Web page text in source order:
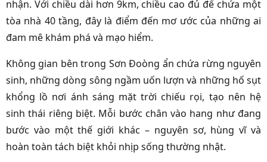
nhận. Với chiều dài hơn 9km, chiều cao đủ để chứa một
tòa nhà 40 tầng, đây là điểm đến mơ ước của những ai
đam mê khám phá và mạo hiểm.
Không gian bên trong Sơn Đoòng ẩn chứa rừng nguyên
sinh, những dòng sông ngầm uốn lượn và những hố sụt
khổng lồ nơi ánh sáng mặt trời chiếu rọi, tạo nên hệ
sinh thái riêng biệt. Mỗi bước chân vào hang như đang
bước vào một thế giới khác – nguyên sơ, hùng vĩ và
hoàn toàn tách biệt khỏi nhịp sống thường nhật.